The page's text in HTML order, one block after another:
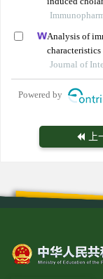
Analysis of
Journal of
Powered by
上